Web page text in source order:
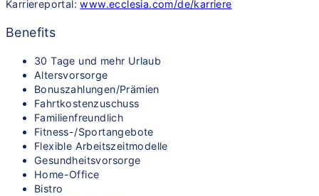
Karriereportal:www.ecclesia.com/de/karriere
Benefits
30 Tage und mehr Urlaub
Altersvorsorge
Bonuszahlungen/Prämien
Fahrtkostenzuschuss
Familienfreundlich
Fitness-/Sportangebote
Flexible Arbeitszeitmodelle
Gesundheitsvorsorge
Home-Office
Bistro